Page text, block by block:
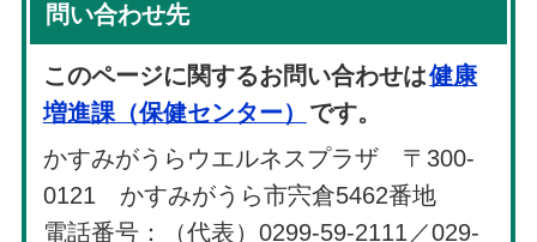
問い合わせ先
このページに関するお問い合わせは健康
増進課（保健センター）
です。
かすみがうらウエルネスプラザ 〒300-
0121 かすみがうら市宍倉5462番地
電話番号：（代表）0299-59-2111／029-